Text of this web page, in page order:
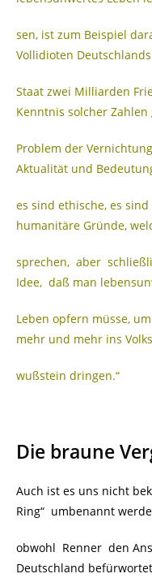
sen, ist zum Beispiel
Vollidioten
Staat zwei Milliarden
Kenntnis solcher
Problem der
Aktualität und
es sind ethische, es
humanitäre Gründe,
sprechen, aber
Idee, daß man
Leben opfern müsse,
mehr und mehr ins
wußstein dringen.“
Die braune
Auch ist es uns nicht
Ring“ umbenannt
obwohl Renner den
Deutschland